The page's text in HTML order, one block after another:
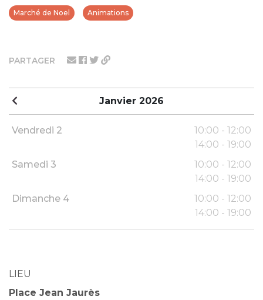
PARTAGER
Janvier 2026
Vendredi 2
10:00 - 12:00
14:00 - 19:00
Samedi 3
10:00 - 12:00
14:00 - 19:00
Dimanche 4
10:00 - 12:00
14:00 - 19:00
LIEU
Place Jean Jaurès
Marché de Noel Animations